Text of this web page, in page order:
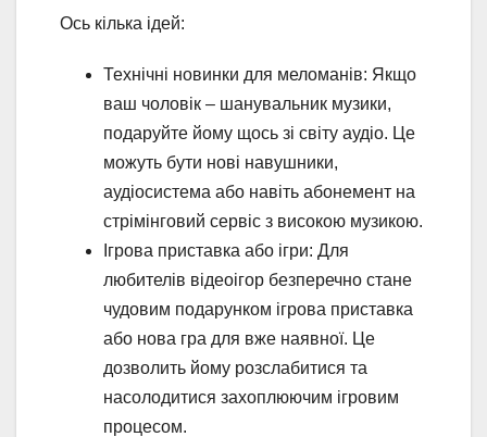
Ось кілька ідей:
Технічні новинки для меломанів: Якщо
ваш чоловік – шанувальник музики,
подаруйте йому щось зі світу аудіо. Це
можуть бути нові навушники,
аудіосистема або навіть абонемент на
стрімінговий сервіс з високою музикою.
Ігрова приставка або ігри: Для
любителів відеоігор безперечно стане
чудовим подарунком ігрова приставка
або нова гра для вже наявної. Це
дозволить йому розслабитися та
насолодитися захоплюючим ігровим
процесом.